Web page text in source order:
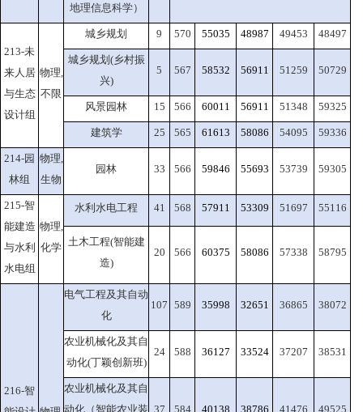
地理信息科学）
213-未
来人居
与生态
设计组
物理,
不限
城乡规划 9 570 55035 48987 49453 48497
城乡规划(乡村振
兴)
5 567 58532 56911 51259 50729
风景园林 15 566 60011 56911 51348 59325
建筑学 25 565 61613 58086 54095 59336
214-园
林组
物理,
生物
园林 33 566 59846 55693 53739 59305
215-智
能建造
与水利
水电组
物理,
化学
水利水电工程 41 568 57911 53309 51697 55116
土木工程(智能建
造)
20 566 60375 58086 57338 58795
216-智
电气工程及其自动
化
107 589 35998 32651 36865 38072
农业机械化及其自
动化(丁颖创新班)
24 588 36127 33524 37207 38531
农业机械化及其自
动化（智能农业装 37 584 40138 38786 41476 49525